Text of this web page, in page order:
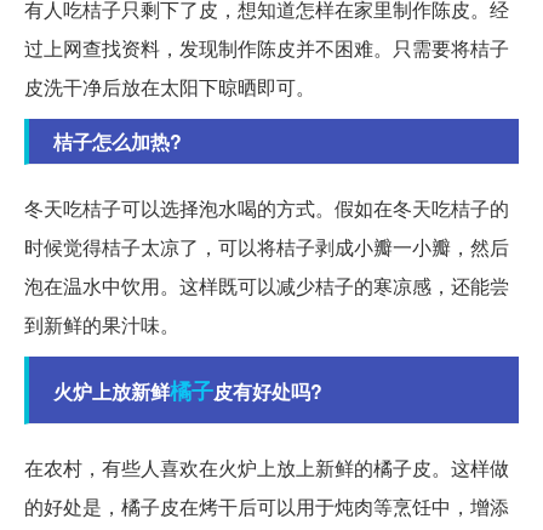
有人吃桔子只剩下了皮，想知道怎样在家里制作陈皮。经
过上网查找资料，发现制作陈皮并不困难。只需要将桔子
皮洗干净后放在太阳下晾晒即可。
桔子怎么加热?
冬天吃桔子可以选择泡水喝的方式。假如在冬天吃桔子的
时候觉得桔子太凉了，可以将桔子剥成小瓣一小瓣，然后
泡在温水中饮用。这样既可以减少桔子的寒凉感，还能尝
到新鲜的果汁味。
火炉上放新鲜橘子皮有好处吗?
在农村，有些人喜欢在火炉上放上新鲜的橘子皮。这样做
的好处是，橘子皮在烤干后可以用于炖肉等烹饪中，增添